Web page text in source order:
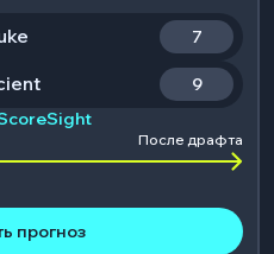
7
9
После драфта
прогноз